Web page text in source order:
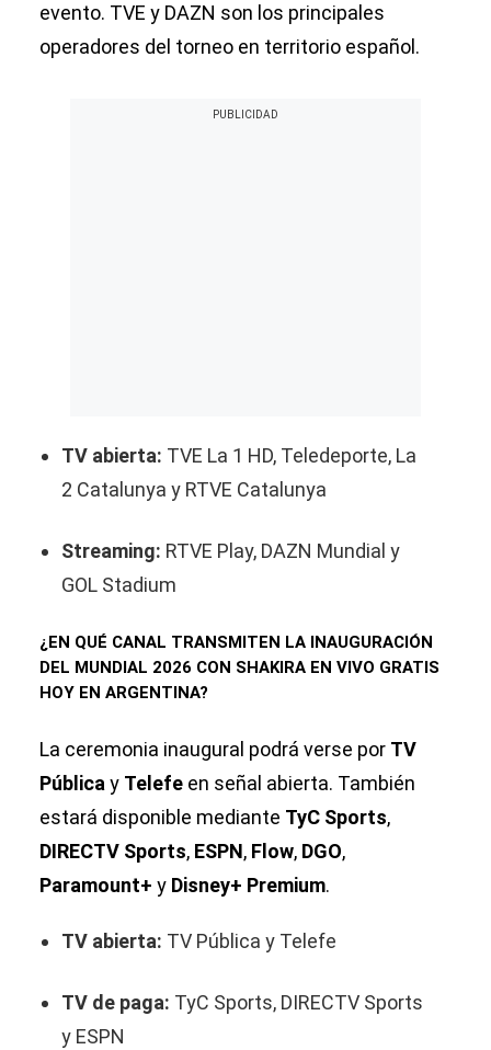
evento. TVE y DAZN son los principales
operadores del torneo en territorio español.
TV abierta: TVE La 1 HD, Teledeporte, La
2 Catalunya y RTVE Catalunya
Streaming: RTVE Play, DAZN Mundial y
GOL Stadium
¿EN QUÉ CANAL TRANSMITEN LA INAUGURACIÓN
DEL MUNDIAL 2026 CON SHAKIRA EN VIVO GRATIS
HOY EN ARGENTINA?
La ceremonia inaugural podrá verse por TV
Públicay Telefe en señal abierta. También
estará disponible mediante TyC Sports,
DIRECTV Sports, ESPN, Flow, DGO,
Paramount+ y Disney+ Premium.
TV abierta: TV Pública y Telefe
TV de paga: TyC Sports, DIRECTV Sports
y ESPN